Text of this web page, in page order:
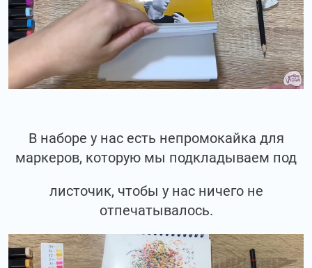
В наборе у нас есть непромокайка для
маркеров, которую мы подкладываем под
листочик, чтобы у нас ничего не
отпечатывалось.